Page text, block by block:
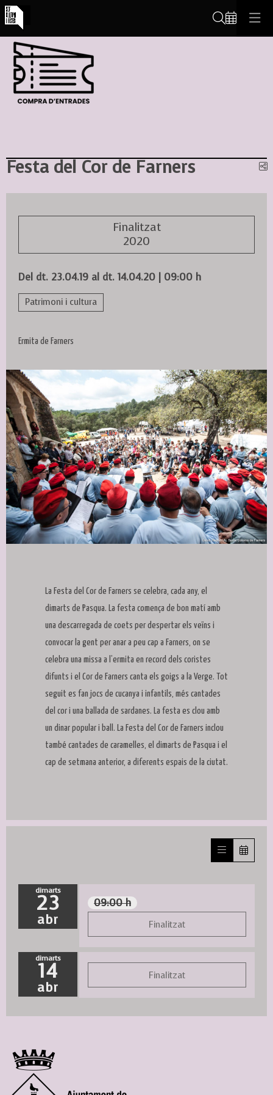
Festa del Cor de Farners
Finalitzat
2020
Del dt. 23.04.19 al dt. 14.04.20 | 09:00 h
Patrimoni i cultura
Ermita de Farners
La Festa del Cor de Farners se celebra, cada any, el
dimarts de Pasqua. La festa comença de bon matí amb
una descarregada de coets per despertar els veïns i
convocar la gent per anar a peu cap a Farners, on se
celebra una missa a l’ermita en record dels coristes
difunts i el Cor de Farners canta els goigs a la Verge. Tot
seguit es fan jocs de cucanya i infantils, més cantades
del cor i una ballada de sardanes. La festa es clou amb
un dinar popular i ball. La Festa del Cor de Farners inclou
també cantades de caramelles, el dimarts de Pasqua i el
cap de setmana anterior, a diferents espais de la ciutat.
dimarts
23
abr
09:00 h
Finalitzat
dimarts
14
abr
Finalitzat